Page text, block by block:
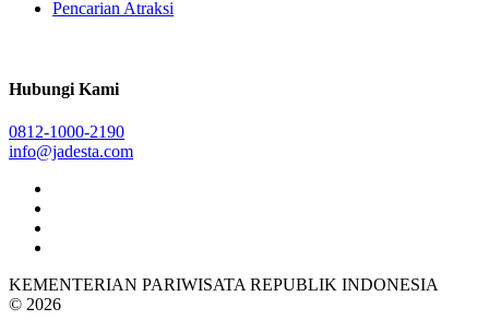
Pencarian Atraksi
Hubungi Kami
0812-1000-2190
info@jadesta.com
KEMENTERIAN PARIWISATA REPUBLIK INDONESIA
© 2026